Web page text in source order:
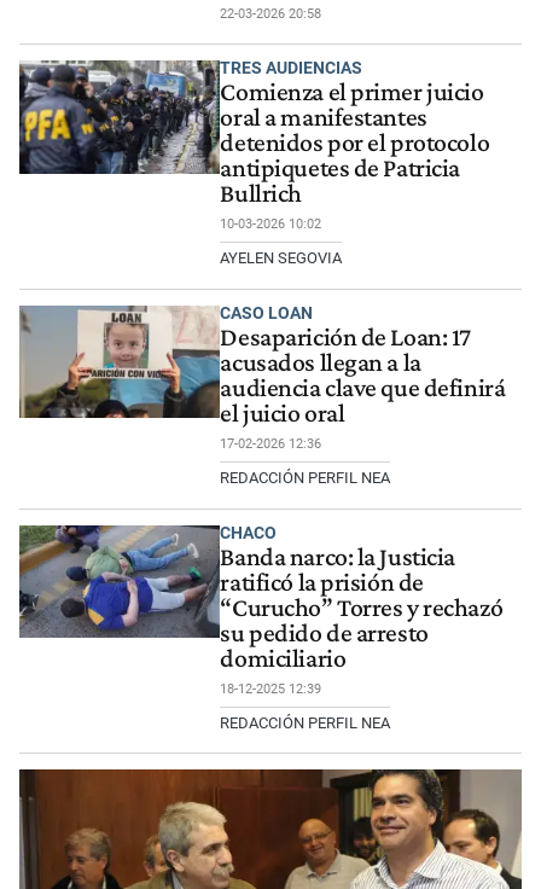
22-03-2026 20:58
TRES AUDIENCIAS
Comienza el primer juicio
oral a manifestantes
detenidos por el protocolo
antipiquetes de Patricia
Bullrich
10-03-2026 10:02
AYELEN SEGOVIA
CASO LOAN
Desaparición de Loan: 17
acusados llegan a la
audiencia clave que definirá
el juicio oral
17-02-2026 12:36
REDACCIÓN PERFIL NEA
CHACO
Banda narco: la Justicia
ratificó la prisión de
“Curucho” Torres y rechazó
su pedido de arresto
domiciliario
18-12-2025 12:39
REDACCIÓN PERFIL NEA